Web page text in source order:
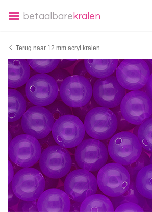
betaalbare kralen
Terug naar 12 mm acryl kralen